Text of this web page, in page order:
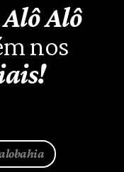
Alô Alô
nos